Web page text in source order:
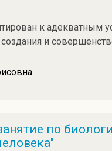
к адекватным
и
по